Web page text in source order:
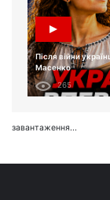
Після війни
Масенко
265
завантаження...